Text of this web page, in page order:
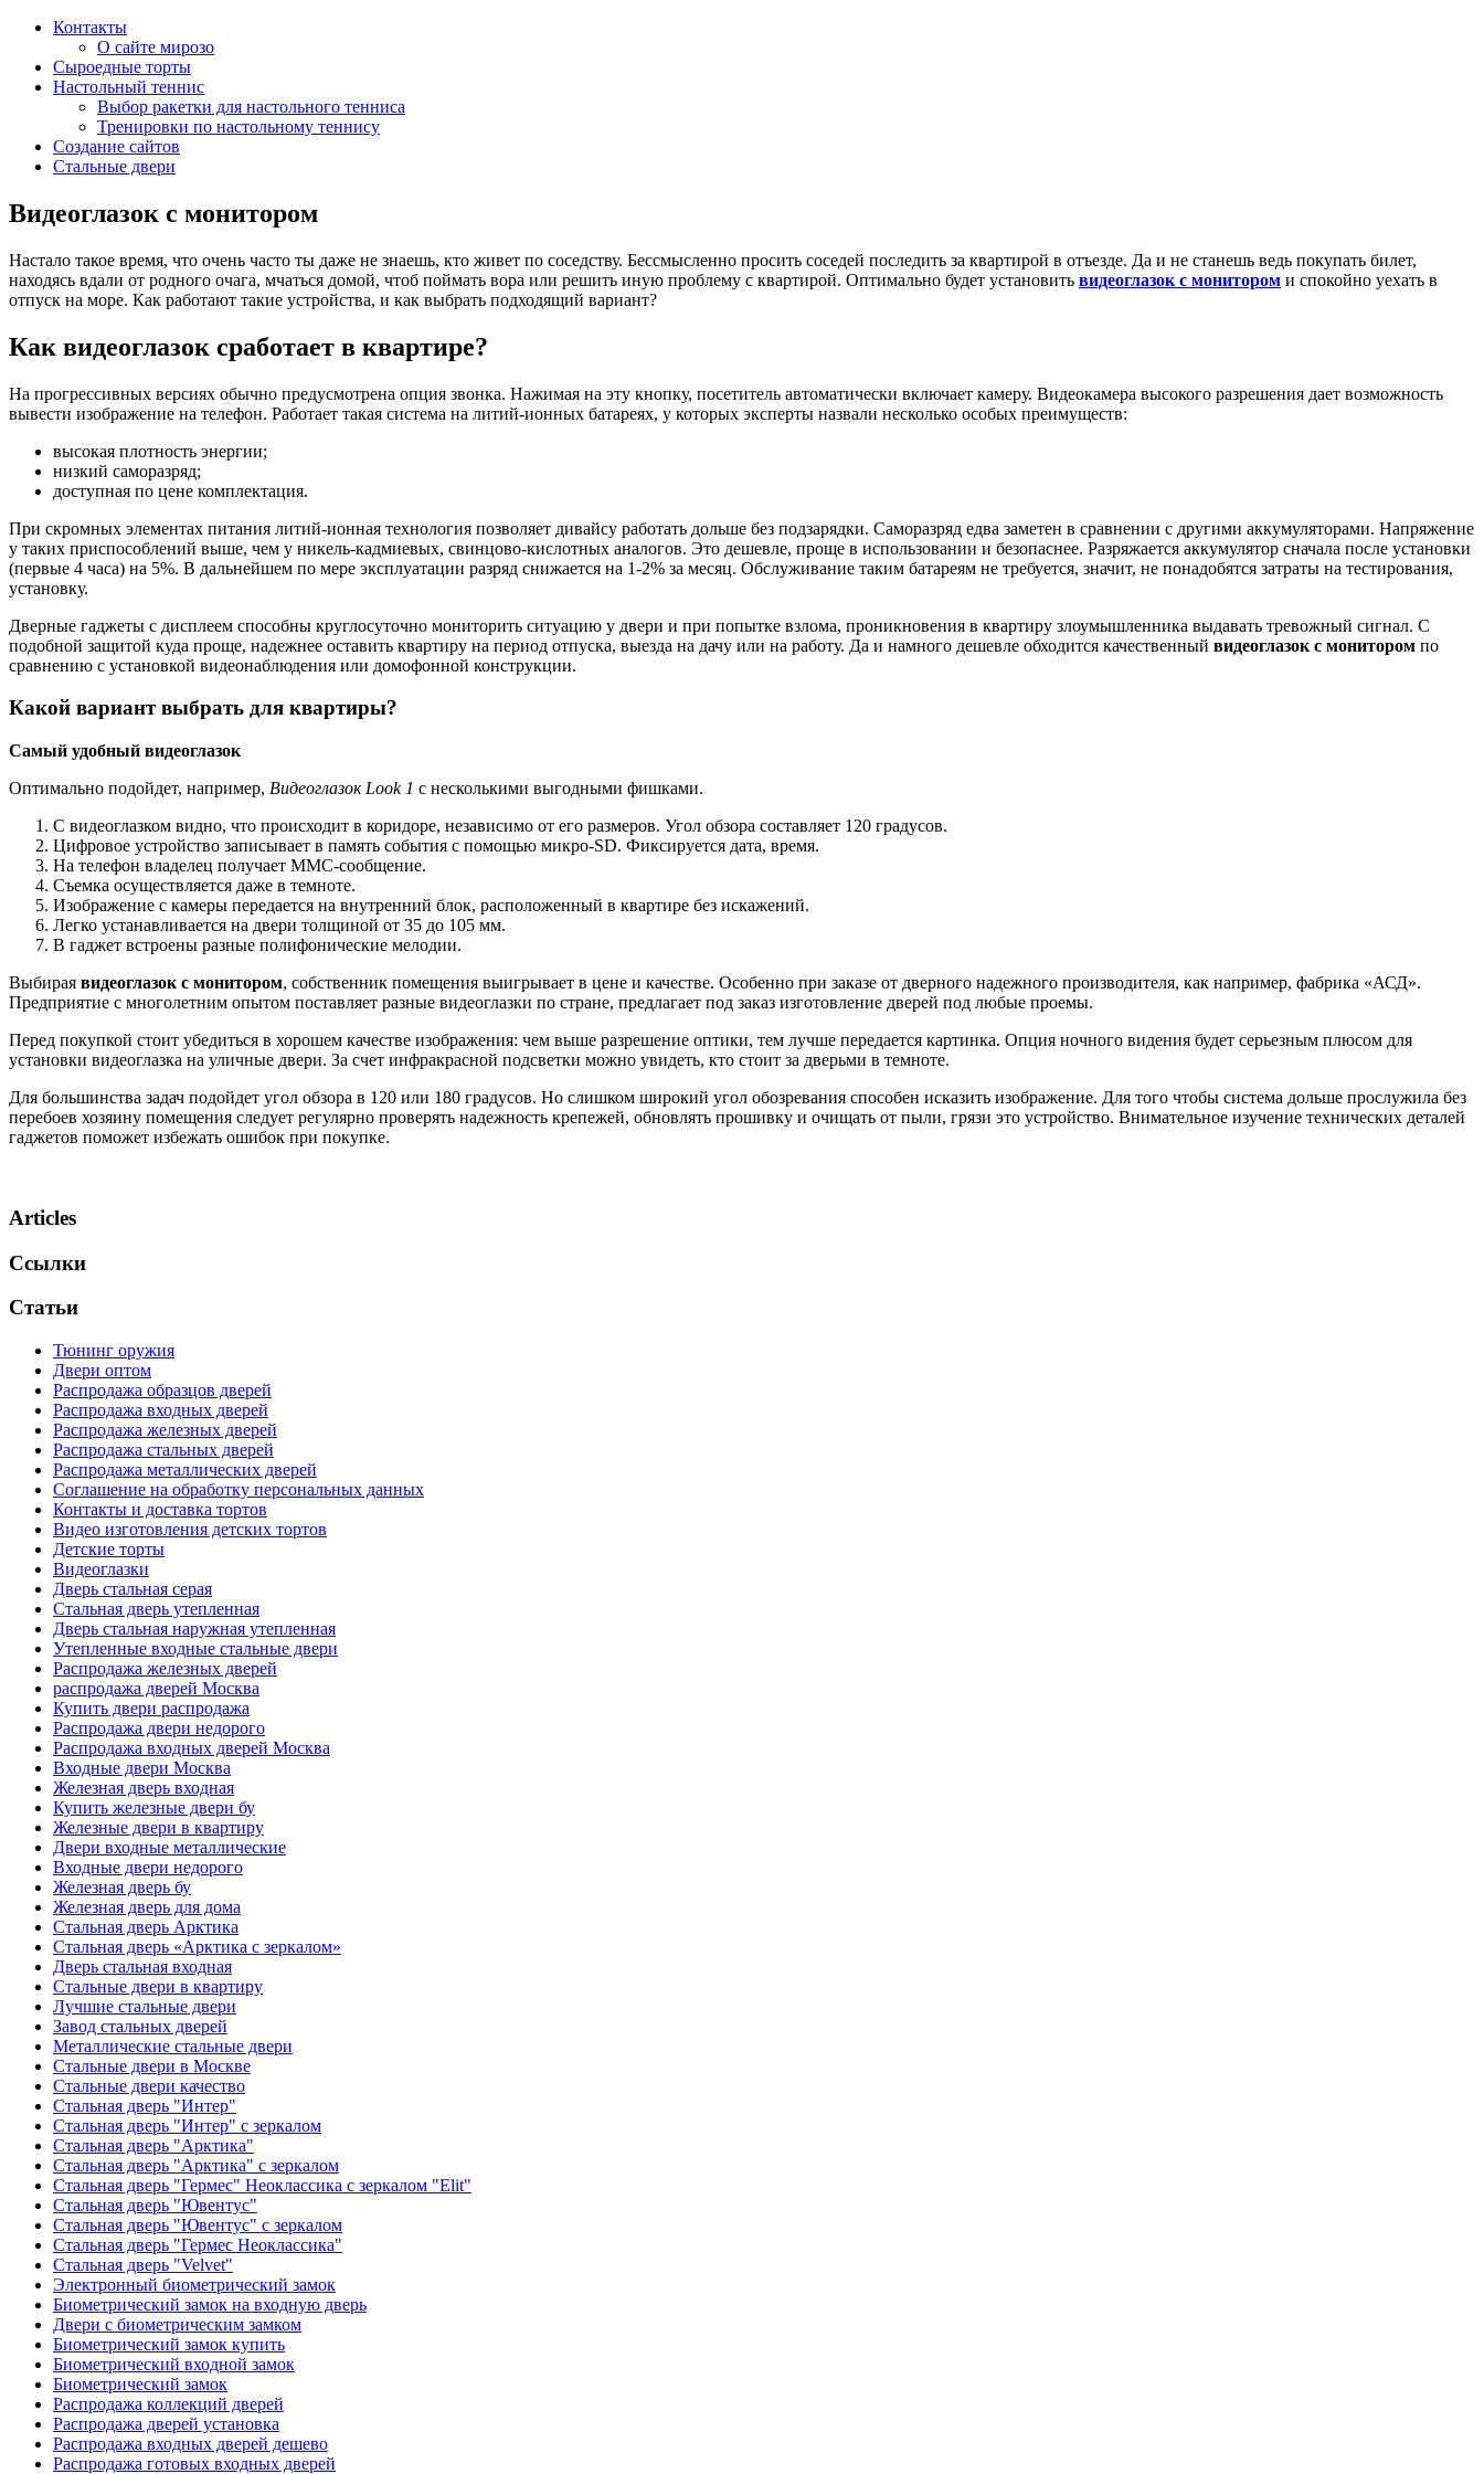
Контакты
О сайте мирозо
Сыроедные торты
Настольный теннис
Выбор ракетки для настольного тенниса
Тренировки по настольному теннису
Создание сайтов
Стальные двери
Видеоглазок с монитором
Настало такое время, что очень часто ты даже не знаешь, кто живет по соседству. Бессмысленно просить соседей последить за квартирой в отъезде. Да и не станешь ведь покупать билет,
находясь вдали от родного очага, мчаться домой, чтоб поймать вора или решить иную проблему с квартирой. Оптимально будет установить видеоглазок с монитором и спокойно уехать в
отпуск на море. Как работают такие устройства, и как выбрать подходящий вариант?
Как видеоглазок сработает в квартире?
На прогрессивных версиях обычно предусмотрена опция звонка. Нажимая на эту кнопку, посетитель автоматически включает камеру. Видеокамера высокого разрешения дает возможность
вывести изображение на телефон. Работает такая система на литий-ионных батареях, у которых эксперты назвали несколько особых преимуществ:
высокая плотность энергии;
низкий саморазряд;
доступная по цене комплектация.
При скромных элементах питания литий-ионная технология позволяет дивайсу работать дольше без подзарядки. Саморазряд едва заметен в сравнении с другими аккумуляторами. Напряжение
у таких приспособлений выше, чем у никель-кадмиевых, свинцово-кислотных аналогов. Это дешевле, проще в использовании и безопаснее. Разряжается аккумулятор сначала после установки
(первые 4 часа) на 5%. В дальнейшем по мере эксплуатации разряд снижается на 1-2% за месяц. Обслуживание таким батареям не требуется, значит, не понадобятся затраты на тестирования,
установку.
Дверные гаджеты с дисплеем способны круглосуточно мониторить ситуацию у двери и при попытке взлома, проникновения в квартиру злоумышленника выдавать тревожный сигнал. С
подобной защитой куда проще, надежнее оставить квартиру на период отпуска, выезда на дачу или на работу. Да и намного дешевле обходится качественный видеоглазок с монитором по
сравнению с установкой видеонаблюдения или домофонной конструкции.
Какой вариант выбрать для квартиры?
Самый удобный видеоглазок
Оптимально подойдет, например, Видеоглазок Look1 с несколькими выгодными фишками.
С видеоглазком видно, что происходит в коридоре, независимо от его размеров. Угол обзора составляет 120 градусов.
Цифровое устройство записывает в память события с помощью микро-SD. Фиксируется дата, время.
На телефон владелец получает ММС-сообщение.
Съемка осуществляется даже в темноте.
Изображение с камеры передается на внутренний блок, расположенный в квартире без искажений.
Легко устанавливается на двери толщиной от 35 до 105 мм.
В гаджет встроены разные полифонические мелодии.
Выбирая видеоглазок с монитором, собственник помещения выигрывает в цене и качестве. Особенно при заказе от дверного надежного производителя, как например, фабрика «АСД».
Предприятие с многолетним опытом поставляет разные видеоглазки по стране, предлагает под заказ изготовление дверей под любые проемы.
Перед покупкой стоит убедиться в хорошем качестве изображения: чем выше разрешение оптики, тем лучше передается картинка. Опция ночного видения будет серьезным плюсом для
установки видеоглазка на уличные двери. За счет инфракрасной подсветки можно увидеть, кто стоит за дверьми в темноте.
Для большинства задач подойдет угол обзора в 120 или 180 градусов. Но слишком широкий угол обозревания способен исказить изображение. Для того чтобы система дольше прослужила без
перебоев хозяину помещения следует регулярно проверять надежность крепежей, обновлять прошивку и очищать от пыли, грязи это устройство. Внимательное изучение технических деталей
гаджетов поможет избежать ошибок при покупке.
Articles
Ссылки
Статьи
Тюнинг оружия
Двери оптом
Распродажа образцов дверей
Распродажа входных дверей
Распродажа железных дверей
Распродажа стальных дверей
Распродажа металлических дверей
Соглашение на обработку персональных данных
Контакты и доставка тортов
Видео изготовления детских тортов
Детские торты
Видеоглазки
Дверь стальная серая
Стальная дверь утепленная
Дверь стальная наружная утепленная
Утепленные входные стальные двери
Распродажа железных дверей
распродажа дверей Москва
Купить двери распродажа
Распродажа двери недорого
Распродажа входных дверей Москва
Входные двери Москва
Железная дверь входная
Купить железные двери бу
Железные двери в квартиру
Двери входные металлические
Входные двери недорого
Железная дверь бу
Железная дверь для дома
Стальная дверь Арктика
Стальная дверь «Арктика с зеркалом»
Дверь стальная входная
Стальные двери в квартиру
Лучшие стальные двери
Завод стальных дверей
Металлические стальные двери
Стальные двери в Москве
Стальные двери качество
Стальная дверь "Интер"
Стальная дверь "Интер" с зеркалом
Стальная дверь "Арктика"
Стальная дверь "Арктика" с зеркалом
Стальная дверь "Гермес" Неоклассика с зеркалом "Elit"
Стальная дверь "Ювентус"
Стальная дверь "Ювентус" с зеркалом
Стальная дверь "Гермес Неоклассика"
Стальная дверь "Velvet"
Электронный биометрический замок
Биометрический замок на входную дверь
Двери с биометрическим замком
Биометрический замок купить
Биометрический входной замок
Биометрический замок
Распродажа коллекций дверей
Распродажа дверей установка
Распродажа входных дверей дешево
Распродажа готовых входных дверей